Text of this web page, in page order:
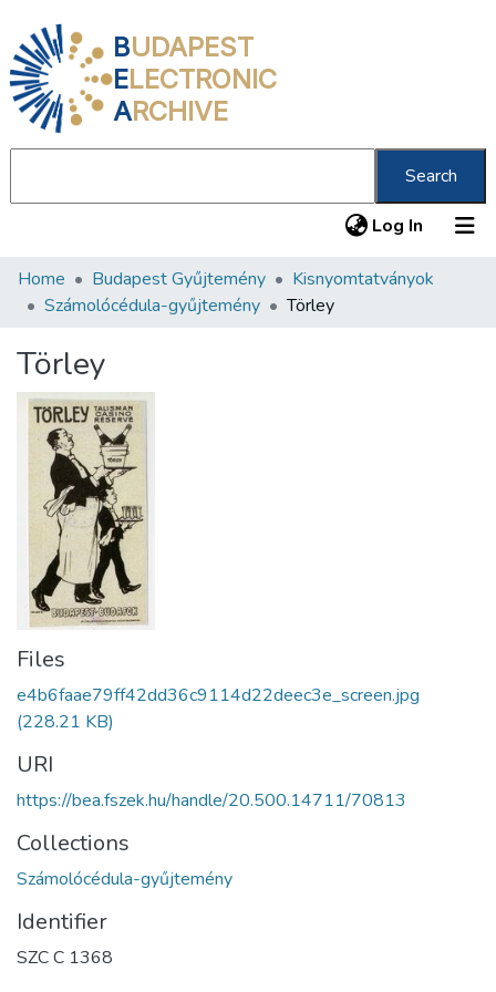
BUDAPEST
ELECTRONIC
ARCHIVE
Search
Log In (current)
Communities & Collections
Statistics
About us
Home Budapest Gyűjtemény
Kisnyomtatványok
Számolócédula-gyűjtemény
Törley
Törley
Files
e4b6faae79ff42dd36c9114d22deec3e_screen.jpg
(228.21 KB)
URI
https://bea.fszek.hu/handle/20.500.14711/70813
Collections
Számolócédula-gyűjtemény
Identifier
SZC C 1368